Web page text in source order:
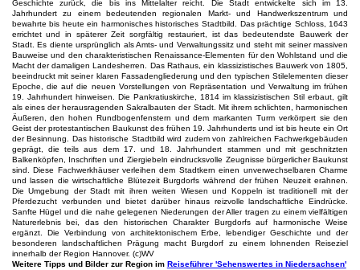
Geschichte zurück, die bis ins Mittelalter reicht. Die Stadt entwickelte sich im 13.
Jahrhundert zu einem bedeutenden regionalen Markt- und Handwerkszentrum und
bewahrte bis heute ein harmonisches historisches Stadtbild. Das prächtige Schloss, 1643
errichtet und in späterer Zeit sorgfältig restauriert, ist das bedeutendste Bauwerk der
Stadt. Es diente ursprünglich als Amts- und Verwaltungssitz und steht mit seiner massiven
Bauweise und den charakteristischen Renaissance-Elementen für den Wohlstand und die
Macht der damaligen Landesherren. Das Rathaus, ein klassizistisches Bauwerk von 1805,
beeindruckt mit seiner klaren Fassadengliederung und den typischen Stilelementen dieser
Epoche, die auf die neuen Vorstellungen von Repräsentation und Verwaltung im frühen
19. Jahrhundert hinweisen. Die Pankratiuskirche, 1814 im klassizistischen Stil erbaut, gilt
als eines der herausragenden Sakralbauten der Stadt. Mit ihrem schlichten, harmonischen
Äußeren, den hohen Rundbogenfenstern und dem markanten Turm verkörpert sie den
Geist der protestantischen Baukunst des frühen 19. Jahrhunderts und ist bis heute ein Ort
der Besinnung. Das historische Stadtbild wird zudem von zahlreichen Fachwerkgebäuden
geprägt, die teils aus dem 17. und 18. Jahrhundert stammen und mit geschnitzten
Balkenköpfen, Inschriften und Ziergiebeln eindrucksvolle Zeugnisse bürgerlicher Baukunst
sind. Diese Fachwerkhäuser verleihen dem Stadtkern einen unverwechselbaren Charme
und lassen die wirtschaftliche Blütezeit Burgdorfs während der frühen Neuzeit erahnen.
Die Umgebung der Stadt mit ihren weiten Wiesen und Koppeln ist traditionell mit der
Pferdezucht verbunden und bietet darüber hinaus reizvolle landschaftliche Eindrücke.
Sanfte Hügel und die nahe gelegenen Niederungen der Aller tragen zu einem vielfältigen
Naturerlebnis bei, das den historischen Charakter Burgdorfs auf harmonische Weise
ergänzt. Die Verbindung von architektonischem Erbe, lebendiger Geschichte und der
besonderen landschaftlichen Prägung macht Burgdorf zu einem lohnenden Reiseziel
innerhalb der Region Hannover. (c)WV
Weitere Tipps und Bilder zur Region im Reiseführer 'Sehenswertes in Niedersachsen'